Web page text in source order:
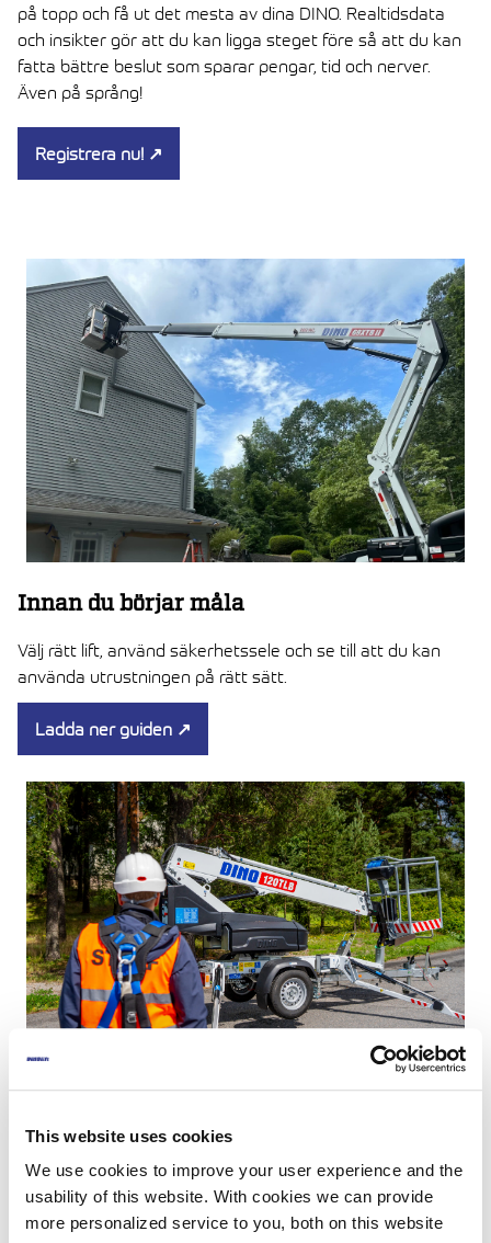
This website uses cookies
We use cookies to improve your user experience and the
usability of this website. With cookies we can provide
more personalized service to you, both on this website
på topp och få ut det mesta av dina DINO. Realtidsdata
och insikter gör att du kan ligga steget före så att du kan
fatta bättre beslut som sparar pengar, tid och nerver.
Även på språng!
Registrera nu! ↗
Innan du börjar måla
Välj rätt lift, använd säkerhetssele och se till att du kan
använda utrustningen på rätt sätt.
Ladda ner guiden ↗
Hur håller du din DINO-lift i skick och dig
själv säker?
Titta på vår servicevideo – så håller du liften i skick och dig
själv säker!